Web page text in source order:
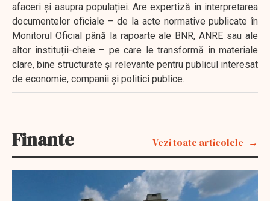
afaceri și asupra populației. Are expertiză în interpretarea
documentelor oficiale – de la acte normative publicate în
Monitorul Oficial până la rapoarte ale BNR, ANRE sau ale
altor instituții-cheie – pe care le transformă în materiale
clare, bine structurate și relevante pentru publicul interesat
de economie, companii și politici publice.
Finante Vezi toate articolele